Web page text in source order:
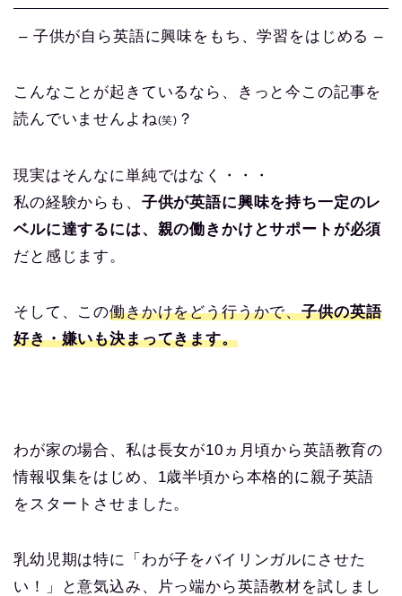
– 子供が自ら英語に興味をもち、学習をはじめる –
こんなことが起きているなら、きっと今この記事を
読んでいませんよね(笑) ？
現実はそんなに単純ではなく・・・
私の経験からも、 子供が英語に興味を持ち一定のレ
ベルに達するには、親の働きかけとサポートが必須
だと感じます。
そして、この働きかけをどう行うかで、子供の英語
好き・嫌いも決まってきます。
わが家の場合、私は長女が10ヵ月頃から英語教育の
情報収集をはじめ、1歳半頃から本格的に親子英語
をスタートさせました。
乳幼児期は特に「わが子をバイリンガルにさせた
い！」と意気込み、片っ端から英語教材を試しまし